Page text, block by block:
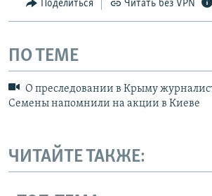
Поделиться Читать без VPN
ПО ТЕМЕ
О преследовании в Крыму
Семены напомнили на акции в Киеве
ЧИТАЙТЕ ТАКЖЕ: